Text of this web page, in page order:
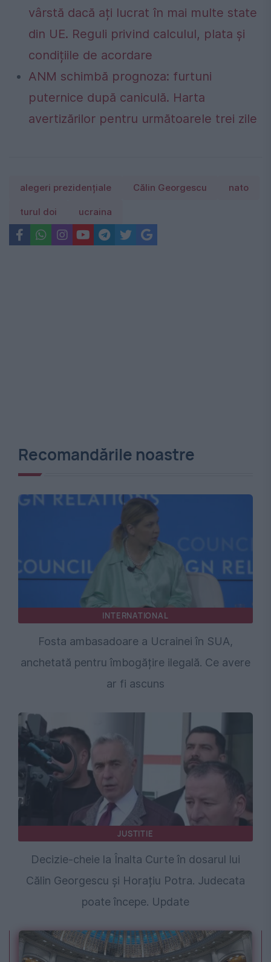
vârstă dacă ați lucrat în mai multe state
din UE. Reguli privind calculul, plata și
condițiile de acordare
ANM schimbă prognoza: furtuni
puternice după caniculă. Harta
avertizărilor pentru următoarele trei zile
alegeri prezidențiale Călin Georgescu nato
turul doi ucraina
Recomandările noastre
INTERNATIONAL
Fosta ambasadoare a Ucrainei în SUA,
anchetată pentru îmbogățire ilegală. Ce avere
ar fi ascuns
JUSTITIE
Decizie-cheie la Înalta Curte în dosarul lui
Călin Georgescu și Horațiu Potra. Judecata
poate începe. Update